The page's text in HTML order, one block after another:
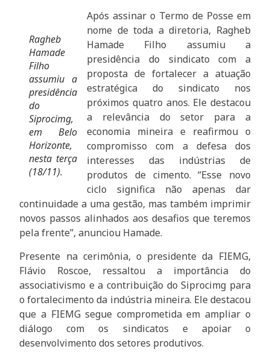
Ragheb
Hamade
Filho
assumiu a
presidência
do
Siprocimg,
em Belo
Horizonte,
nesta terça
(18/11).
Após assinar o Termo de Posse em
nome de toda a diretoria, Ragheb
Hamade Filho assumiu a
presidência do sindicato com a
proposta de fortalecer a atuação
estratégica do sindicato nos
próximos quatro anos. Ele destacou
a relevância do setor para a
economia mineira e reafirmou o
compromisso com a defesa dos
interesses das indústrias de
produtos de cimento. “Esse novo
ciclo significa não apenas dar
continuidade a uma gestão, mas também imprimir
novos passos alinhados aos desafios que teremos
pela frente”, anunciou Hamade.
Presente na cerimônia, o presidente da FIEMG,
Flávio Roscoe, ressaltou a importância do
associativismo e a contribuição do Siprocimg para
o fortalecimento da indústria mineira. Ele destacou
que a FIEMG segue comprometida em ampliar o
diálogo com os sindicatos e apoiar o
desenvolvimento dos setores produtivos.